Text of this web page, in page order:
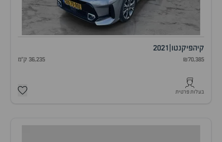
קיהפיקנטו 2021
₪70,385 36,235 ק"מ
בעלות פרטית